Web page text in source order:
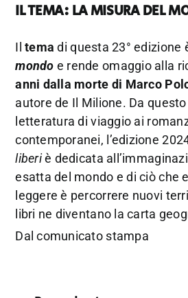
IL TEMA: LA MISURA DEL
Il tema di questa 23° edizione
mondo e rende omaggio alla
anni dalla morte di Marco
autore de Il Milione. Da
letteratura di viaggio ai
contemporanei, l’edizione
liberiè dedicata
esatta del mondo e di ciò che
leggere è percorrere nuovi
libri ne diventano la carta
Dal comunicato stampa